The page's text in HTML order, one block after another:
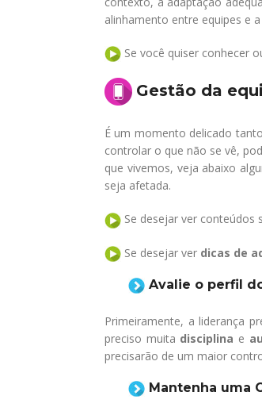
alinhamento entre equipes e
Se você quiser conhecer
Gestão da
É um momento delicado
controlar o que não se vê,
que vivemos, veja abaixo
seja afetada.
Se desejar ver conteúdos
Se desejar ver dicas de
Avalie o perfil
Primeiramente, a liderança
preciso muita disciplina e
precisarão de um maior
Mantenha uma